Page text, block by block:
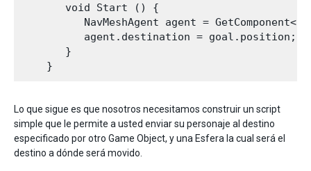
       void Start () {
NavMeshAgent agent =
          agent.destination = goal.position;
       }
Lo que sigue es que nosotros necesitamos construir un script
simple que le permite a usted enviar su personaje al destino
especificado por otro Game Object, y una Esfera la cual será el
destino a dónde será movido.